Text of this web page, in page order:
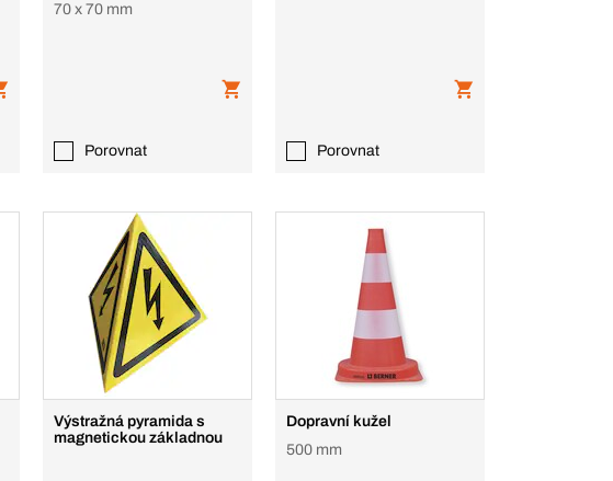
70 x 70 mm
Porovnat Porovnat
Výstražná pyramida s
magnetickou základnou
Dopravní kužel
500 mm